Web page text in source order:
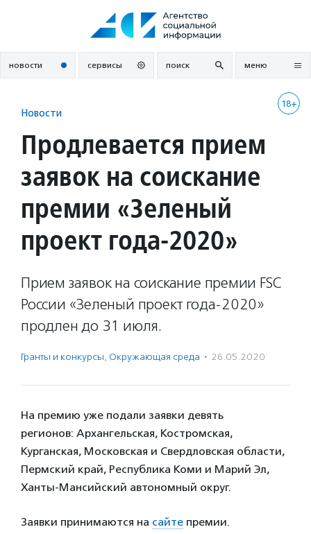
новости сервисы поиск меню
18+
Новости
Продлевается прием
заявок на соискание
премии «Зеленый
проект года-2020»
Прием заявок на соискание премии FSC
России «Зеленый проект года-2020»
продлен до 31 июля.
Гранты и конкурсы, Окружающая среда · 26.05.2020
На премию уже подали заявки девять
регионов: Архангельская, Костромская,
Курганская, Московская и Свердловская области,
Пермский край, Республика Коми и Марий Эл,
Ханты-Мансийский автономный округ.
Заявки принимаются на сайте премии.